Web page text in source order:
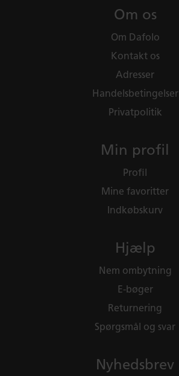
Om os
Om Dafolo
Kontakt os
Adresser
Handelsbetingelser
Privatpolitik
Min profil
Profil
Mine favoritter
Indkøbskurv
Hjælp
Nem ombytning
E-bøger
Returnering
Spørgsmål og svar
Nyhedsbrev